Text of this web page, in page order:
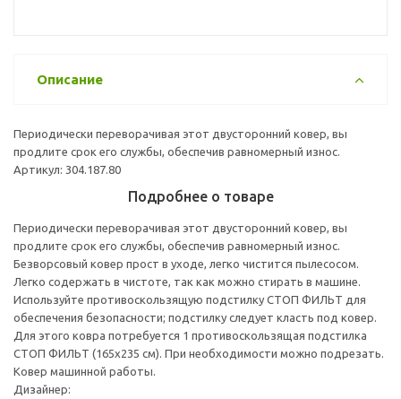
Описание
Периодически переворачивая этот двусторонний ковер, вы
продлите срок его службы, обеспечив равномерный износ.
Артикул: 304.187.80
Подробнее о товаре
Периодически переворачивая этот двусторонний ковер, вы
продлите срок его службы, обеспечив равномерный износ.
Безворсовый ковер прост в уходе, легко чистится пылесосом.
Легко содержать в чистоте, так как можно стирать в машине.
Используйте противоскользящую подстилку СТОП ФИЛЬТ для
обеспечения безопасности; подстилку следует класть под ковер.
Для этого ковра потребуется 1 противоскользящая подстилка
СТОП ФИЛЬТ (165x235 см). При необходимости можно подрезать.
Ковер машинной работы.
Дизайнер: